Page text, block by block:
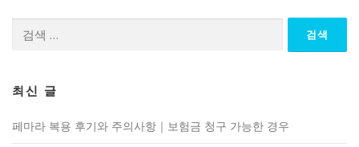
최신 글
페마라 복용 후기와 주의사항｜보험금 청구 가능한 경우